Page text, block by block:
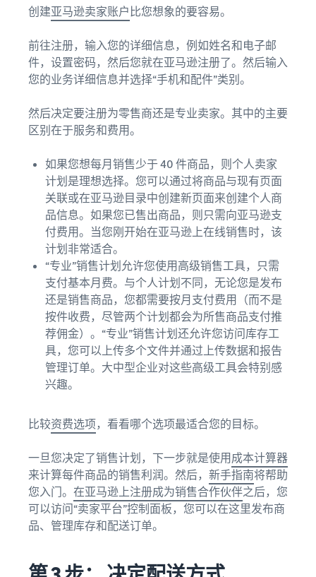
创建亚马逊卖家账户 比您想象的要容易。
前往注册，输入您的详细信息，例如姓名和电子邮
件，设置密码，然后您就在亚马逊注册了。然后输入
您的业务详细信息并选择“手机和配件”类别。
然后决定要注册为零售商还是专业卖家。其中的主要
区别在于服务和费用。
如果您想每月销售少于 40 件商品，则个人卖家
计划是理想选择。您可以通过将商品与现有页面
关联或在亚马逊目录中创建新页面来创建个人商
品信息。如果您已售出商品，则只需向亚马逊支
付费用。当您刚开始在亚马逊上在线销售时，该
计划非常适合。
“专业”销售计划允许您使用高级销售工具，只需
支付基本月费。与个人计划不同，无论您是发布
还是销售商品，您都需要按月支付费用（而不是
按件收费，尽管两个计划都会为所售商品支付推
荐佣金）。“专业”销售计划还允许您访问库存工
具，您可以上传多个文件并通过上传数据和报告
管理订单。大中型企业对这些高级工具会特别感
兴趣。
比较资费选项，看看哪个选项最适合您的目标。
一旦您决定了销售计划，下一步就是使用成本计算器
来计算每件商品的销售利润。然后， 新手指南将帮助
您入门。 在亚马逊上注册成为销售合作伙伴之后，您
可以访问“卖家平台”控制面板，您可以在这里发布商
品、管理库存和配送订单。